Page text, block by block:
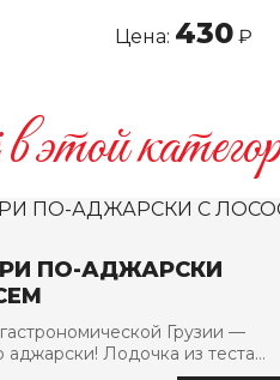
Цена: 430 ₽
ПО-АДЖАРСКИ
Грузии —
аджарски! Лодочка из теста
двумя видами сыра с лососем